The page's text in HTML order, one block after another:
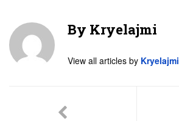
By Kryelajmi
View all articles by Kryelajmi